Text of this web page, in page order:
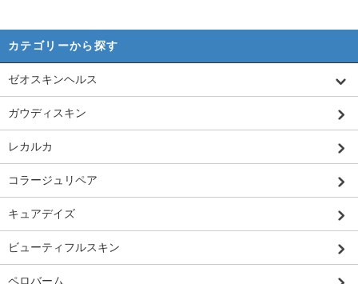
カテゴリーから探す
ゼオスキンヘルス
ガウディスキン
レカルカ
コラージュリペア
キュアデイズ
ビューティフルスキン
ペロバーム